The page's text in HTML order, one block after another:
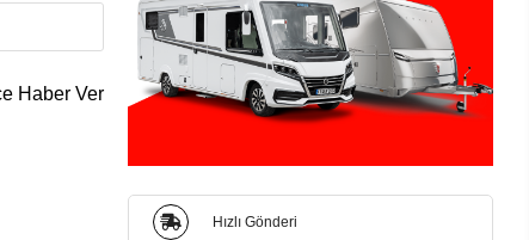
Haber Ver
Hızlı Gönderi